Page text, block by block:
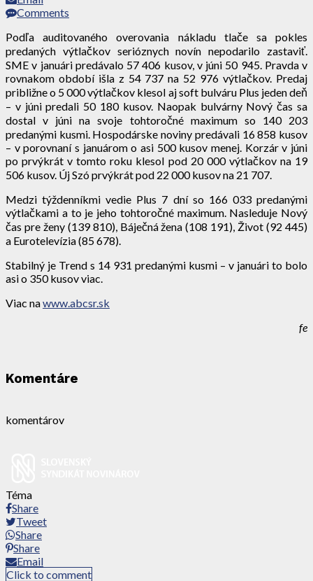
Comments
Podľa auditovaného overovania nákladu tlače sa pokles
predaných výtlačkov serióznych novín nepodarilo zastaviť.
SME v januári predávalo 57 406 kusov, v júni 50 945. Pravda v
rovnakom období išla z 54 737 na 52 976 výtlačkov. Predaj
približne o 5 000 výtlačkov klesol aj soft bulváru Plus jeden deň
– v júni predali 50 180 kusov. Naopak bulvárny Nový čas sa
dostal v júni na svoje tohtoročné maximum so 140 203
predanými kusmi. Hospodárske noviny predávali 16 858 kusov
– v porovnaní s januárom o asi 500 kusov menej. Korzár v júni
po prvýkrát v tomto roku klesol pod 20 000 výtlačkov na 19
506 kusov. Új Szó prvýkrát pod 22 000 kusov na 21 707.
Medzi týždenníkmi vedie Plus 7 dní so 166 033 predanými
výtlačkami a to je jeho tohtoročné maximum. Nasleduje Nový
čas pre ženy (139 810), Báječná žena (108 191), Život (92 445)
a Eurotelevízia (85 678).
Stabilný je Trend s 14 931 predanými kusmi – v januári to bolo
asi o 350 kusov viac.
Viac nawww.abcsr.sk
fe
Komentáre
komentárov
Téma
Share
Tweet
Share
Share
Email
Click to comment